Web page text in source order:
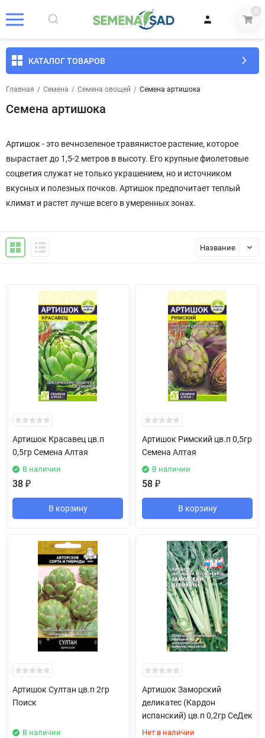
0
КАТАЛОГ ТОВАРОВ
Главная / Семена / Семена овощей / Семена артишока
Семена артишока
Артишок - это вечнозеленое травянистое растение, которое
вырастает до 1,5-2 метров в высоту. Его крупные фиолетовые
соцветия служат не только украшением, но и источником
вкусных и полезных почков. Артишок предпочитает теплый
климат и растет лучше всего в умеренных зонах.
Название
Артишок Красавец цв.п
0,5гр Семена Алтая
В наличии
38 ₽
В корзину
Артишок Римский цв.п 0,5гр
Семена Алтая
В наличии
58 ₽
В корзину
Артишок Султан цв.п 2гр
Поиск
В наличии
Артишок Заморский
деликатес (Кардон
испанский) цв.п 0,2гр СеДек
Нет в наличии